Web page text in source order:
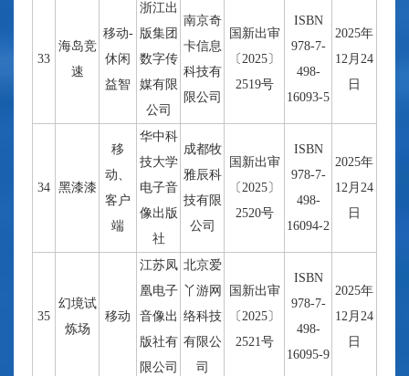
33
海岛竞
速
移动-
休闲
益智
浙江出
版集团
数字传
媒有限
公司
南京奇
卡信息
科技有
限公司
国新出审
〔2025〕
2519号
ISBN
978-7-
498-
16093-5
2025年
12月24
日
34 黑漆漆
移
动、
客户
端
华中科
技大学
电子音
像出版
社
成都牧
雅辰科
技有限
公司
国新出审
〔2025〕
2520号
ISBN
978-7-
498-
16094-2
2025年
12月24
日
35
幻境试
炼场
移动
江苏凤
凰电子
音像出
版社有
限公司
北京爱
丫游网
络科技
有限公
司
国新出审
〔2025〕
2521号
ISBN
978-7-
498-
16095-9
2025年
12月24
日